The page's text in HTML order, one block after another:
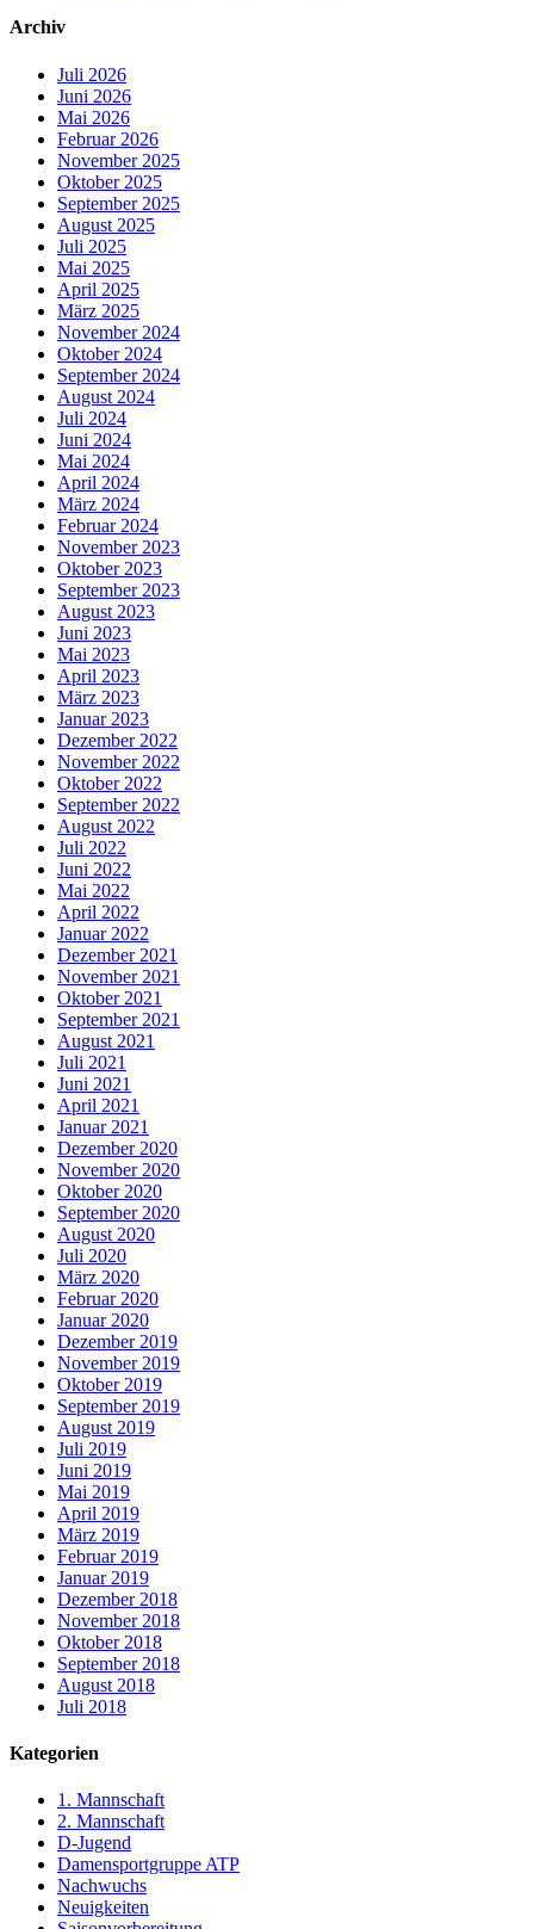
Archiv
Juli 2026
Juni 2026
Mai 2026
Februar 2026
November 2025
Oktober 2025
September 2025
August 2025
Juli 2025
Mai 2025
April 2025
März 2025
November 2024
Oktober 2024
September 2024
August 2024
Juli 2024
Juni 2024
Mai 2024
April 2024
März 2024
Februar 2024
November 2023
Oktober 2023
September 2023
August 2023
Juni 2023
Mai 2023
April 2023
März 2023
Januar 2023
Dezember 2022
November 2022
Oktober 2022
September 2022
August 2022
Juli 2022
Juni 2022
Mai 2022
April 2022
Januar 2022
Dezember 2021
November 2021
Oktober 2021
September 2021
August 2021
Juli 2021
Juni 2021
April 2021
Januar 2021
Dezember 2020
November 2020
Oktober 2020
September 2020
August 2020
Juli 2020
März 2020
Februar 2020
Januar 2020
Dezember 2019
November 2019
Oktober 2019
September 2019
August 2019
Juli 2019
Juni 2019
Mai 2019
April 2019
März 2019
Februar 2019
Januar 2019
Dezember 2018
November 2018
Oktober 2018
September 2018
August 2018
Juli 2018
Kategorien
1. Mannschaft
2. Mannschaft
D-Jugend
Damensportgruppe ATP
Nachwuchs
Neuigkeiten